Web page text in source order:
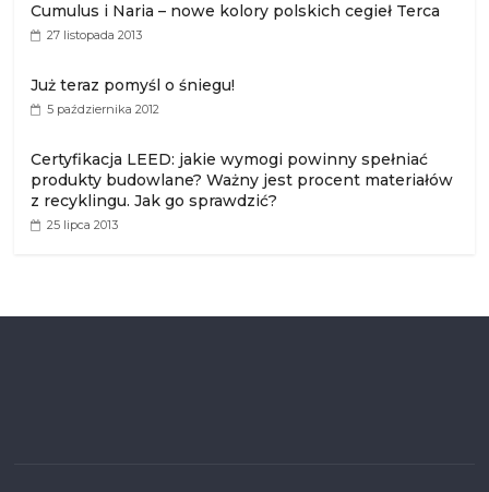
Cumulus i Naria – nowe kolory polskich cegieł Terca
27 listopada 2013
Już teraz pomyśl o śniegu!
5 października 2012
Certyfikacja LEED: jakie wymogi powinny spełniać
produkty budowlane? Ważny jest procent materiałów
z recyklingu. Jak go sprawdzić?
25 lipca 2013